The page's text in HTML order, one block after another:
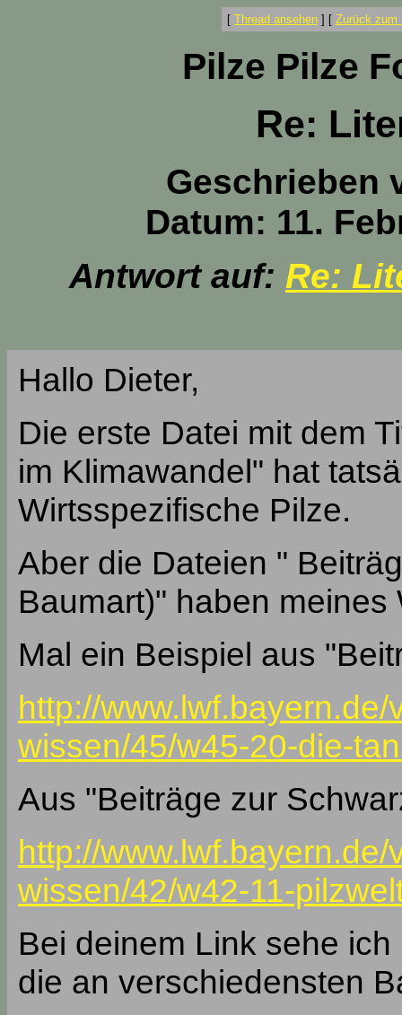
[ Thread ansehen ] [ Zurück zum
Pilze Pilze
Re:
Geschrieben
Datum: 11.
Antwort auf: Re:
Hallo Dieter,
Die erste Datei mit dem
im Klimawandel" hat
Wirtsspezifische Pilze.
Aber die Dateien "
Baumart)" haben
Mal ein Beispiel aus
http://
wissen/45/w45-20-die-
Aus "Beiträge zur
http://
wissen/42/w42-11-
Bei deinem Link sehe
die an verschiedensten